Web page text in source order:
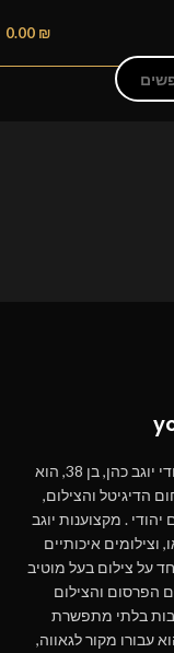
0.00 ₪
יוגב כהן – מומחה לפרסום דיגיטלי וצילום ייחודי יוגב כהן, בן 38, הוא
ניסיון בתחום הדיגיטל והצילום,
. מקצוענות יוגב
וצילומים איכותיים
על צילום בעל מוטיב
הפרסום והצילום
בלתי מתפשרת
עבורו מקור לגאווה,